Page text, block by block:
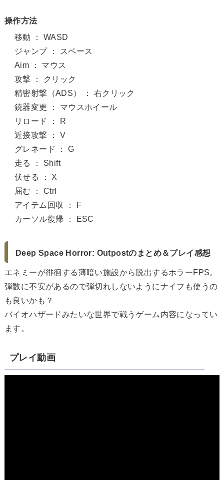
操作方法
移動 ： WASD
ジャンプ ： スペース
Aim ： マウス
攻撃 ： クリック
精密射撃（ADS） ： 右クリック
銃器変更 ： マウスホイール
リロード ： R
近接攻撃 ： V
グレネード ： G
走る ： Shift
伏せる ： X
屈む ： Ctrl
アイテム回収 ： F
カーソル復帰 ： ESC
Deep Space Horror: Outpostのまとめ＆プレイ感想
エネミーが徘徊する薄暗い施設から脱出するホラーFPS。
弾数に不安があるので弾切れしないようにナイフも使うの
も良いかも？
バイオハザードみたいな世界で戦うゲーム内容になってい
ます。
プレイ動画